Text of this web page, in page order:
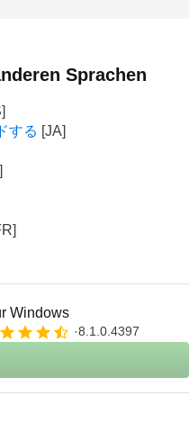
Sprachen
する
Windows
8.1.0.4397